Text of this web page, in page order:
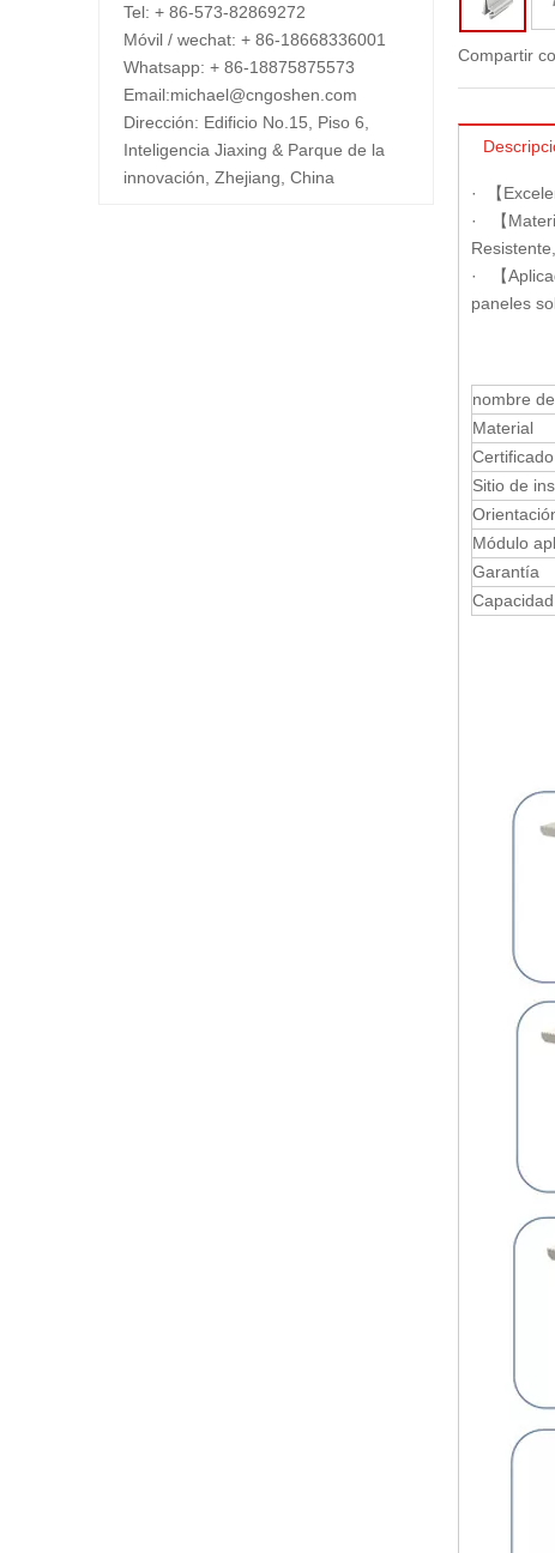
Tel: + 86-573-82869272
Móvil / wechat: + 86-18668336001
Whatsapp: + 86-18875875573
Email:michael@cngoshen.com
Dirección: Edificio No.15, Piso 6,
Inteligencia Jiaxing & Parque de la
innovación, Zhejiang, China
Compartir
· 【
· 【
· 【
paneles
nombre
Material
Certificado
Sitio de
Módulo
Garantía